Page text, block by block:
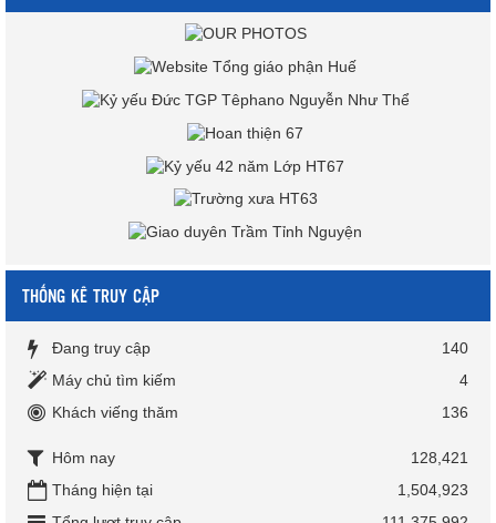
THỐNG KÊ TRUY CẬP
Đang truy cập
140
Máy chủ tìm kiếm
4
Khách viếng thăm
136
Hôm nay
128,421
Tháng hiện tại
1,504,923